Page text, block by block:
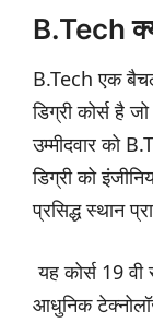
B.Tech
B.Tech एक
डिग्री कोर्स है
उम्मीदवार को
डिग्री को
प्रसिद्ध स्थान
यह कोर्स 19
आधुनिक